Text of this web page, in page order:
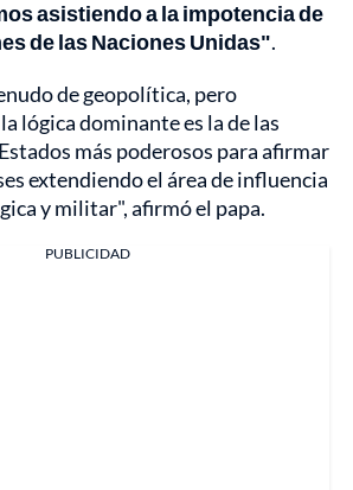
asistiendo a la impotencia de
de las Naciones Unidas".
de geopolítica, pero
lógica dominante es la de las
más poderosos para afirmar
extendiendo el área de influencia
y militar", afirmó el papa.
PUBLICIDAD